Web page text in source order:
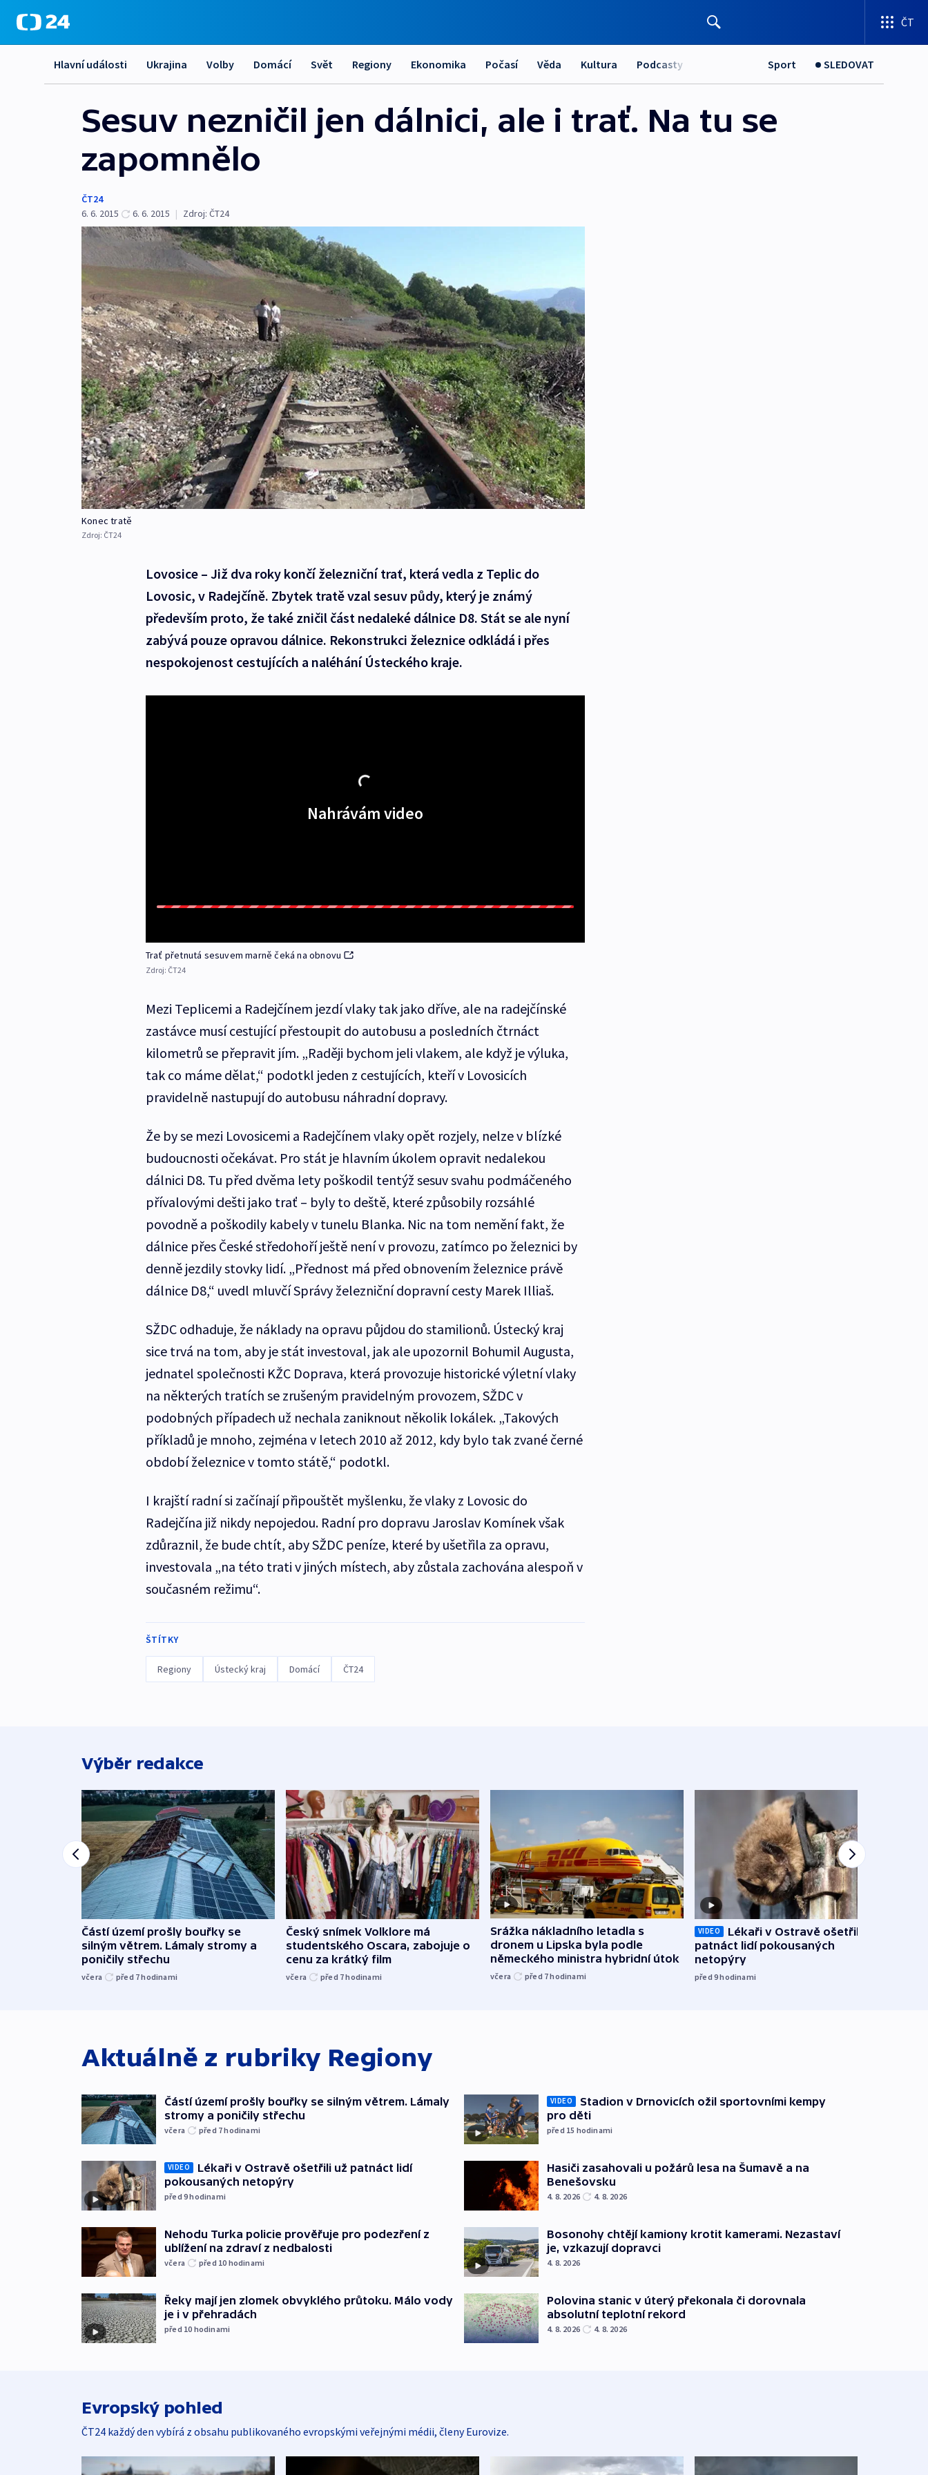
ČT
Hlavní události Ukrajina Volby Domácí Svět Regiony Ekonomika Počasí Věda Kultura Podcasty Sport SLEDOVAT
Sesuv nezničil jen dálnici, ale i trať. Na tu se
zapomnělo
ČT24
6. 6. 2015
6. 6. 2015 | Zdroj: ČT24
Konec tratě
Zdroj: ČT24
Lovosice – Již dva roky končí železniční trať, která vedla z Teplic do
Lovosic, v Radejčíně. Zbytek tratě vzal sesuv půdy, který je známý
především proto, že také zničil část nedaleké dálnice D8. Stát se ale nyní
zabývá pouze opravou dálnice. Rekonstrukci železnice odkládá i přes
nespokojenost cestujících a naléhání Ústeckého kraje.
Nahrávám video
Trať přetnutá sesuvem marně čeká na obnovu
Zdroj: ČT24
Mezi Teplicemi a Radejčínem jezdí vlaky tak jako dříve, ale na radejčínské
zastávce musí cestující přestoupit do autobusu a posledních čtrnáct
kilometrů se přepravit jím. „Raději bychom jeli vlakem, ale když je výluka,
tak co máme dělat,“ podotkl jeden z cestujících, kteří v Lovosicích
pravidelně nastupují do autobusu náhradní dopravy.
Že by se mezi Lovosicemi a Radejčínem vlaky opět rozjely, nelze v blízké
budoucnosti očekávat. Pro stát je hlavním úkolem opravit nedalekou
dálnici D8. Tu před dvěma lety poškodil tentýž sesuv svahu podmáčeného
přívalovými dešti jako trať – byly to deště, které způsobily rozsáhlé
povodně a poškodily kabely v tunelu Blanka. Nic na tom nemění fakt, že
dálnice přes České středohoří ještě není v provozu, zatímco po železnici by
denně jezdily stovky lidí. „Přednost má před obnovením železnice právě
dálnice D8,“ uvedl mluvčí Správy železniční dopravní cesty Marek Illiaš.
SŽDC odhaduje, že náklady na opravu půjdou do stamilionů. Ústecký kraj
sice trvá na tom, aby je stát investoval, jak ale upozornil Bohumil Augusta,
jednatel společnosti KŽC Doprava, která provozuje historické výletní vlaky
na některých tratích se zrušeným pravidelným provozem, SŽDC v
podobných případech už nechala zaniknout několik lokálek. „Takových
příkladů je mnoho, zejména v letech 2010 až 2012, kdy bylo tak zvané černé
období železnice v tomto státě,“ podotkl.
I krajští radní si začínají připouštět myšlenku, že vlaky z Lovosic do
Radejčína již nikdy nepojedou. Radní pro dopravu Jaroslav Komínek však
zdůraznil, že bude chtít, aby SŽDC peníze, které by ušetřila za opravu,
investovala „na této trati v jiných místech, aby zůstala zachována alespoň v
současném režimu“.
ŠTÍTKY
Regiony Ústecký kraj Domácí ČT24
Výběr redakce
Částí území prošly bouřky se
silným větrem. Lámaly stromy a
poničily střechu
včera před 7hodinami
Český snímek Volklore má
studentského Oscara, zabojuje o
cenu za krátký film
včera před 7hodinami
Srážka nákladního letadla s
dronem u Lipska byla podle
německého ministra hybridní útok
včera před 7hodinami
VIDEO
Lékaři v Ostravě ošetřili už
patnáct lidí pokousaných
netopýry
před 9hodinami
Aktuálně z rubriky Regiony
Částí území prošly bouřky se silným větrem. Lámaly
stromy a poničily střechu
včera před 7hodinami
VIDEO
Lékaři v Ostravě ošetřili už patnáct lidí
pokousaných netopýry
před 9hodinami
Nehodu Turka policie prověřuje pro podezření z
ublížení na zdraví z nedbalosti
včera před 10 hodinami
Řeky mají jen zlomek obvyklého průtoku. Málo vody
je i v přehradách
před 10 hodinami
VIDEO
Stadion v Drnovicích ožil sportovními kempy
pro děti
před 15 hodinami
Hasiči zasahovali u požárů lesa na Šumavě a na
Benešovsku
4. 8. 2026 4. 8. 2026
Bosonohy chtějí kamiony krotit kamerami. Nezastaví
je, vzkazují dopravci
4. 8. 2026
Polovina stanic v úterý překonala či dorovnala
absolutní teplotní rekord
4. 8. 2026 4. 8. 2026
Evropský pohled
ČT24 každý den vybírá z obsahu publikovaného evropskými veřejnými médii, členy Eurovize.